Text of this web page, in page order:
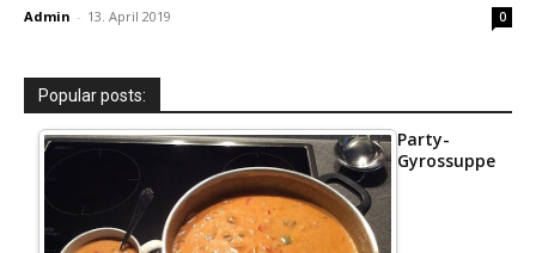
Admin - 13. April 2019 0
Popular posts:
Party-
Gyrossuppe